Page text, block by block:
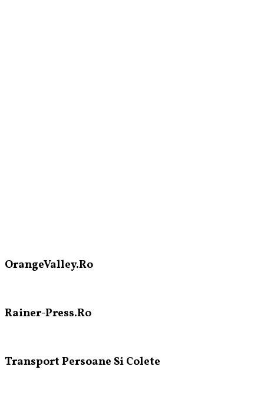
OrangeValley.Ro
Rainer-Press.Ro
Transport Persoane Si Colete